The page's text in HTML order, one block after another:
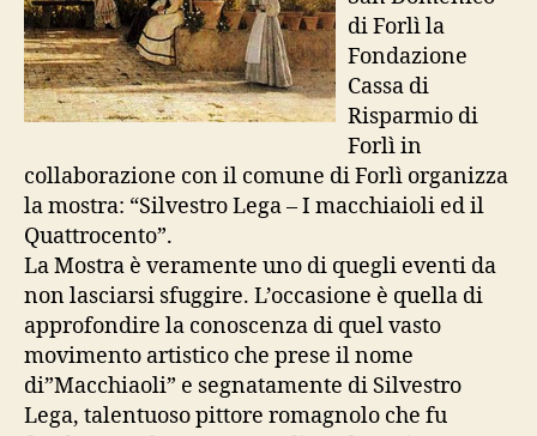
di Forlì la
Fondazione
Cassa di
Risparmio di
Forlì in
collaborazione con il comune di Forlì organizza
la mostra: “Silvestro Lega – I macchiaioli ed il
Quattrocento”.
La Mostra è veramente uno di quegli eventi da
non lasciarsi sfuggire. L’occasione è quella di
approfondire la conoscenza di quel vasto
movimento artistico che prese il nome
di”Macchiaoli” e segnatamente di Silvestro
Lega, talentuoso pittore romagnolo che fu